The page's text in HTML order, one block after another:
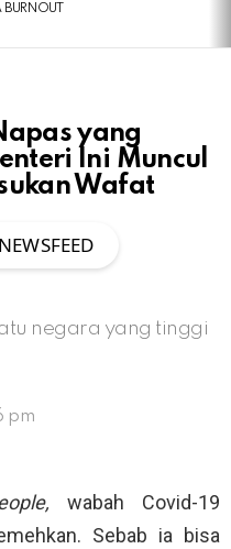
BURNOUT
yang
Ini Muncul
Wafat
negara yang tinggi
pm
wabah Covid-19
Sebab ia bisa